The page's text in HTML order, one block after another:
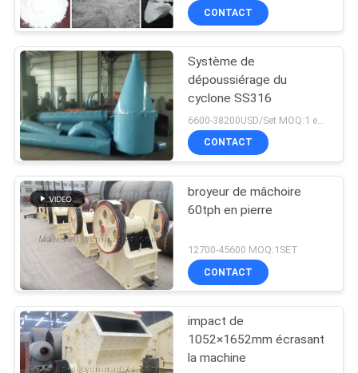
CONTACT
Système de
dépoussiérage du
cyclone SS316
CONTACT
broyeur de mâchoire
60tph en pierre
12700-45600 MOQ:1SET
CONTACT
impact de
1052×1652mm écrasant
la machine